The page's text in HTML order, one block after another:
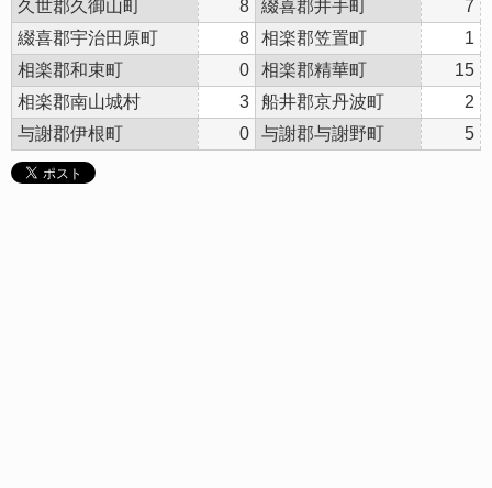
久世郡久御山町
8 綴喜郡井手町
7
綴喜郡宇治田原町
8 相楽郡笠置町
1
相楽郡和束町
0 相楽郡精華町
15
相楽郡南山城村
3 船井郡京丹波町
2
与謝郡伊根町
0 与謝郡与謝野町 5